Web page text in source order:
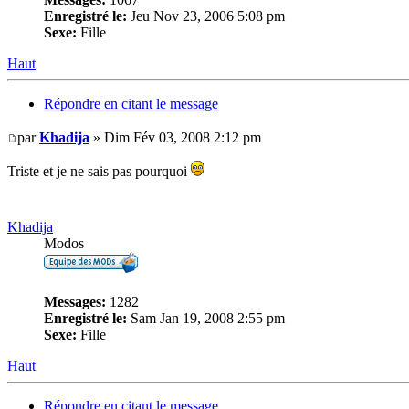
Enregistré le: Jeu Nov 23, 2006 5:08 pm
Sexe: Fille
Haut
Répondre en citant le message
parKhadija » Dim Fév 03, 2008 2:12 pm
Triste et je ne sais pas pourquoi
Khadija
Modos
Messages: 1282
Enregistré le: Sam Jan 19, 2008 2:55 pm
Sexe: Fille
Haut
Répondre en citant le message